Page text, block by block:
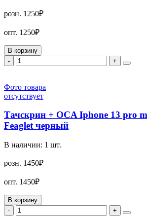
розн. 1250₽
опт. 1250₽
В корзину
-
+
Фото товара
отсутствует
Тачскрин + OCA Iphone 13 pro
Feaglet черный
В наличии: 1 шт.
розн. 1450₽
опт. 1450₽
В корзину
-
+